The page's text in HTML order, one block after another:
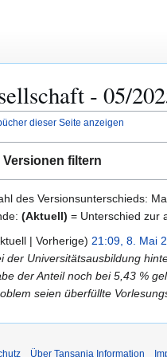
‐ 05/
dieser Seite anzeigen
Versionen filtern
des Versionsunterschieds:
(Aktuell) = Unterschied zur
Vorherige
21:09, 8. Mai
der Universitätsausbildung
der Anteil noch bei 5,43 %
seien überfüllte
Über Tansania Information